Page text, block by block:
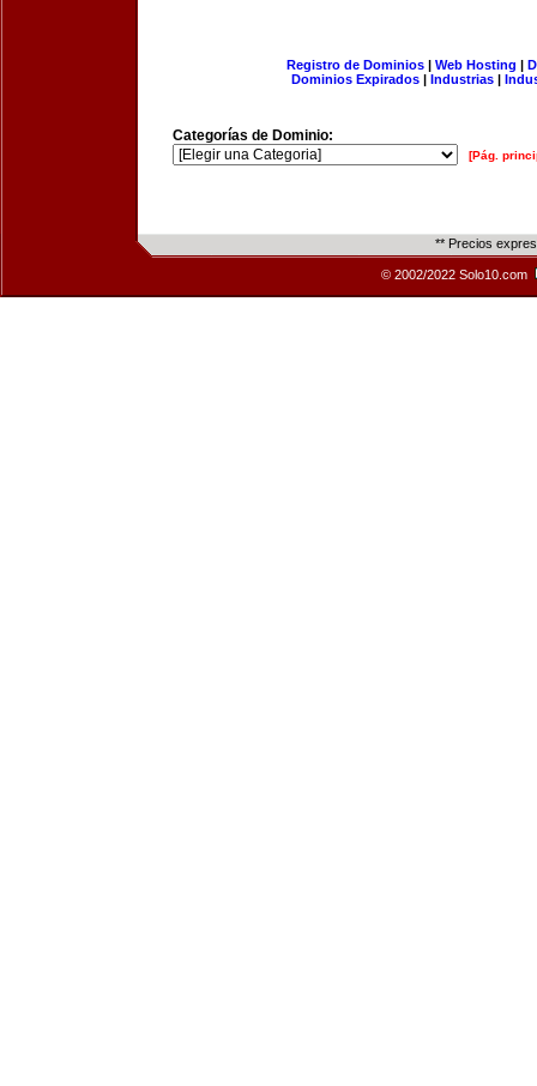
Registro de Dominios| Web Hosting |
Dominios Expirados | Industrias |
Categorías de Dominio:
[Pág.
** Precios
© 2002/2022 Solo10.com